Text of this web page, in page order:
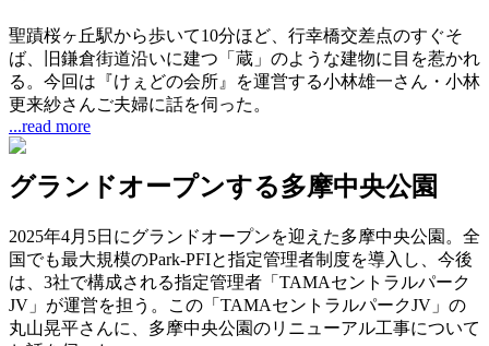
聖蹟桜ヶ丘駅から歩いて10分ほど、行幸橋交差点のすぐそ
ば、旧鎌倉街道沿いに建つ「蔵」のような建物に目を惹かれ
る。今回は『けぇどの会所』を運営する小林雄一さん・小林
更来紗さんご夫婦に話を伺った。
...read more
グランドオープンする多摩中央公園
2025年4月5日にグランドオープンを迎えた多摩中央公園。全
国でも最大規模のPark-PFIと指定管理者制度を導入し、今後
は、3社で構成される指定管理者「TAMAセントラルパーク
JV」が運営を担う。この「TAMAセントラルパークJV」の
丸山晃平さんに、多摩中央公園のリニューアル工事について